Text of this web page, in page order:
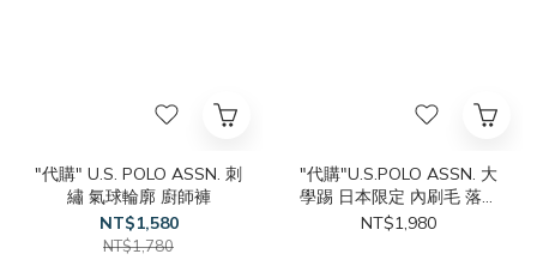
"代購" U.S. POLO ASSN. 刺
繡 氣球輪廓 廚師褲
NT$1,580
NT$1,780
"代購"U.S.POLO ASSN. 大
學踢 日本限定 內刷毛 落肩
刺繡Logo 黑色 灰色 海軍藍
NT$1,980